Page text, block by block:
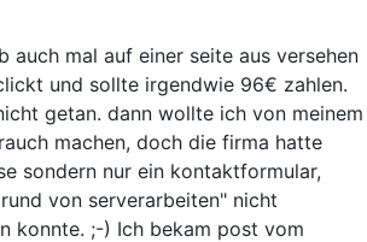
auch mal auf einer seite aus versehen
und sollte irgendwie 96€ zahlen.
getan. dann wollte ich von meinem
machen, doch die firma hatte
sondern nur ein kontaktformular,
von serverarbeiten" nicht
konnte. ;-) Ich bekam post vom